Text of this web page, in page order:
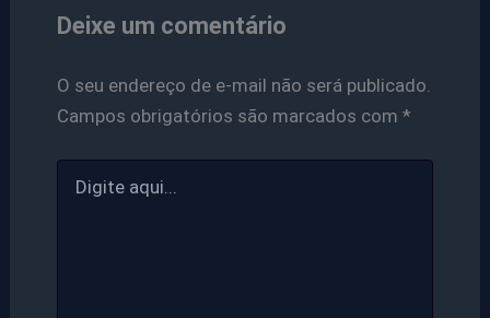
Deixe um comentário
O seu endereço de e-mail não será publicado.
Campos obrigatórios são marcados com *
aqui...